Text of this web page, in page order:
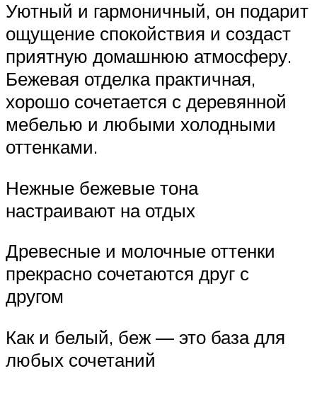
Уютный и гармоничный, он подарит
ощущение спокойствия и создаст
приятную домашнюю атмосферу.
Бежевая отделка практичная,
хорошо сочетается с деревянной
мебелью и любыми холодными
оттенками.
Нежные бежевые тона
настраивают на отдых
Древесные и молочные оттенки
прекрасно сочетаются друг с
другом
Как и белый, беж — это база для
любых сочетаний